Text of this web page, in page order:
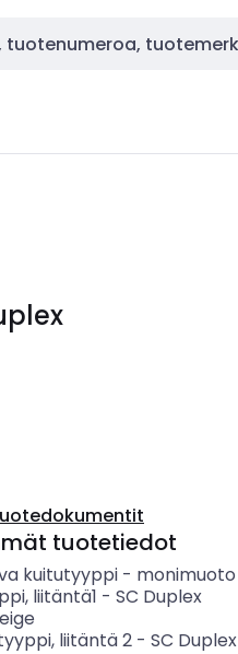
tuotetiedot
kuitutyyppi- monimuoto
liitäntä1 - SC Duplex
liitäntä 2- SC Duplex